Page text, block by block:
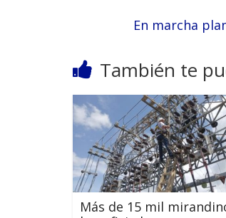
En marcha
También te
Más de 15 mil